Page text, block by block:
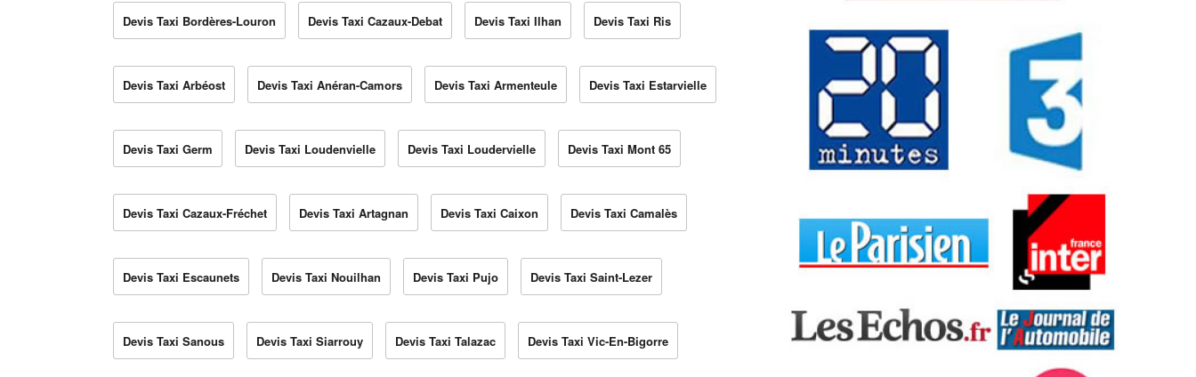
Devis Taxi Bordères-Louron Devis Taxi Cazaux-Debat Devis Taxi Ilhan Devis Taxi Ris
Devis Taxi Arbéost Devis Taxi Anéran-Camors Devis Taxi Armenteule Devis Taxi Estarvielle
Devis Taxi Germ Devis Taxi Loudenvielle Devis Taxi Loudervielle Devis Taxi Mont 65
Devis Taxi Cazaux-Fréchet Devis Taxi Artagnan Devis Taxi Caixon Devis Taxi Camalès
Devis Taxi Escaunets Devis Taxi Nouilhan Devis Taxi Pujo Devis Taxi Saint-Lezer
Devis Taxi Sanous Devis Taxi Siarrouy Devis Taxi Talazac Devis Taxi Vic-En-Bigorre